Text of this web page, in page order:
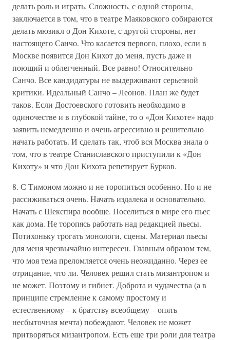
делать роль и играть. Сложность, с одной стороны,
заключается в том, что в театре Маяковского собираются
делать мюзикл о Дон Кихоте, с другой стороны, нет
настоящего Санчо. Что касается первого, плохо, если в
Москве появится Дон Кихот до меня, пусть даже и
поющий и облегченный. Все равно! Относительно
Санчо. Все кандидатуры не выдерживают серьезной
критики. Идеальный Санчо – Леонов. План же будет
таков. Если Достоевского готовить необходимо в
одиночестве и в глубокой тайне, то о «Дон Кихоте» надо
заявить немедленно и очень агрессивно и решительно
начать работать. И сделать так, чтоб вся Москва знала о
том, что в театре Станиславского приступили к «Дон
Кихоту» и что Дон Кихота репетирует Бурков.
8. С Тимоном можно и не торопиться особенно. Но и не
рассиживаться очень. Начать издалека и основательно.
Начать с Шекспира вообще. Поселиться в мире его пьес
как дома. Не торопясь работать над редакцией пьесы.
Потихоньку трогать монологи, сцены. Материал пьесы
для меня чрезвычайно интересен. Главным образом тем,
что моя тема преломляется очень неожиданно. Через ее
отрицание, что ли. Человек решил стать мизантропом и
не может. Поэтому и гибнет. Доброта и чудачества (а в
принципе стремление к самому простому и
естественному – к братству всеобщему – опять
несбыточная мечта) побеждают. Человек не может
притворяться мизантропом. Есть еще три роли для театра